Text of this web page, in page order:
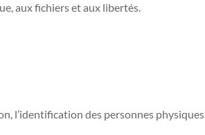
aux fichiers et aux libertés.
l’identification des personnes physiques